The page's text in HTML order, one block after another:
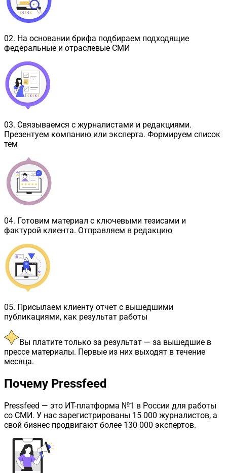
02. На основании брифа подбираем подходящие
федеральные и отраслевые СМИ
03. Связываемся с журналистами и редакциями.
Презентуем компанию или эксперта. Формируем список
тем
04. Готовим материал с ключевыми тезисами и
фактурой клиента. Отправляем в редакцию
05. Присылаем клиенту отчет с вышедшими
публикациями, как результат работы
Вы платите только за результат — за вышедшие в
прессе материалы. Первые из них выходят в течение
месяца.
Почему Pressfeed
Pressfeed — это ИТ-платформа №1 в России для работы
со СМИ. У нас зарегистрированы 15 000 журналистов, а
свой бизнес продвигают более 130 000 экспертов.